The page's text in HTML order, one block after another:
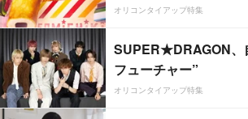
オリコンタイアップ特集
SUPER★DRAGON、
フューチャー”
オリコンタイアップ特集